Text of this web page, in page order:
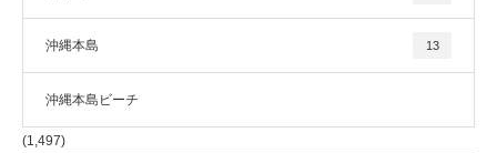
沖縄本島 13
沖縄本島ビーチ
(1,497)